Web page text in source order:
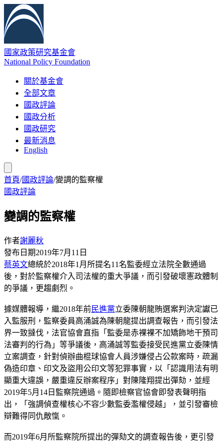
國家政策研究基金會
National Policy Foundation
關於基金會
全部文章
國政評論
國政分析
國政研究
最新消息
English
首頁/國政評論/變調的監察權
國政評論
變調的監察權
作者謝麗秋
發布日期2019年7月11日
蔡英文總統於2018年1月所提名11名監委經立法院全數通過
後，對於監察權介入司法權的重大爭議，而引發破壞憲政體制
的爭議，更趨劇烈。
據媒體報導，繼2018年前民進黨立委陳朝龍賄選案判決定讞已
入監服刑，監察委員高涌誠為陳朝龍提出調查報告，而引發法
界一致撻伐，法官協會直指「監委是赤裸裸不加矯飾地干預司
法審判的行為」等爭議後，高涌誠等監委接受民進黨立委陳情
立案調查，針對偵辦曲棍球協會人員涉嫌侵占公款案時，疏漏
偽造印章、印文及盜用公印文等犯罪事實，以「認識用法有明
顯重大違誤，嚴重違反辦案程序」對陳隆翔提出彈劾，並經
2019年5月14日監察院通過。隨即檢察官協會即發表聲明指
出，「強調偵查權核心不容少數監委濫權侵越」，並引發審檢
辯難得同仇敵愾。
而2019年6月所監察院所提出的彈劾文的調查報告後，更引發